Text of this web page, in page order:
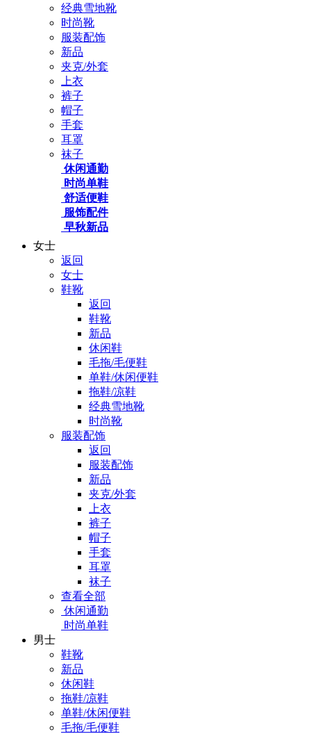
经典雪地靴
时尚靴
服装配饰
新品
夹克/外套
上衣
裤子
帽子
手套
耳罩
袜子
休闲通勤
时尚单鞋
舒适便鞋
服饰配件
早秋新品
女士
返回
女士
鞋靴
返回
鞋靴
新品
休闲鞋
毛拖/毛便鞋
单鞋/休闲便鞋
拖鞋/凉鞋
经典雪地靴
时尚靴
服装配饰
返回
服装配饰
新品
夹克/外套
上衣
裤子
帽子
手套
耳罩
袜子
查看全部
休闲通勤
时尚单鞋
男士
鞋靴
新品
休闲鞋
拖鞋/凉鞋
单鞋/休闲便鞋
毛拖/毛便鞋